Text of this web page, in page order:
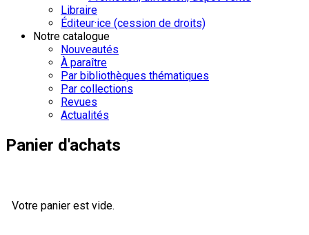
Libraire
Éditeur·ice (cession de droits)
Notre catalogue
Nouveautés
À paraître
Par bibliothèques thématiques
Par collections
Revues
Actualités
Panier d'achats
Votre panier est vide.